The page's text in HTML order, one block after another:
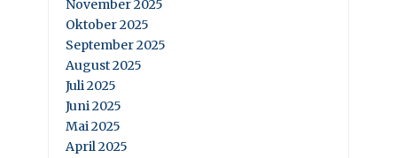
November 2025
Oktober 2025
September 2025
August 2025
Juli 2025
Juni 2025
Mai 2025
April 2025